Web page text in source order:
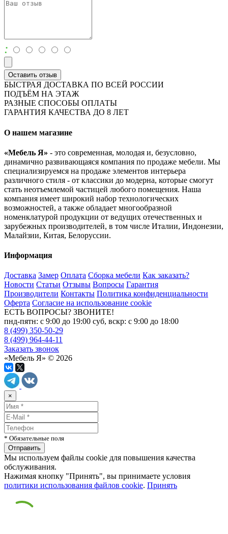
:
Оставить отзыв
БЫСТРАЯ ДОСТАВКА ПО ВСЕЙ РОССИИ
ПОДЪЁМ НА ЭТАЖ
РАЗНЫЕ СПОСОБЫ ОПЛАТЫ
ГАРАНТИЯ КАЧЕСТВА ДО 8 ЛЕТ
О нашем магазине
«Мебель Я» - это современная, молодая и, безусловно,
динамично развивающаяся компания по продаже мебели. Мы
специализируемся на продаже элементов интерьера
различного стиля - от классики до модерна, которые смогут
стать неотъемлемой частицей любого помещения. Наша
компания имеет широкий набор технологических
возможностей, а также обладает многообразной
номенклатурой продукции от ведущих отечественных и
зарубежных производителей, в том числе Италии, Индонезии,
Малайзии, Китая, Белоруссии.
Информация
Доставка Замер Оплата Сборка мебели Как заказать?
Новости Статьи Отзывы Вопросы Гарантия
Производители Контакты Политика конфиденциальности
Оферта Согласие на использование cookie
ЕСТЬ ВОПРОСЫ? ЗВОНИТЕ!
пнд-пятн: с 9:00 до 19:00 суб, вскр: с 9:00 до 18:00
8 (499) 350-50-29
8 (499) 964-44-11
Заказать звонок
«Мебель Я» © 2026
×
* Обязательные поля
Мы используем файлы cookie для повышения качества
обслуживания.
Нажимая кнопку "Принять", вы принимаете условия
политики использования файлов cookie. Принять